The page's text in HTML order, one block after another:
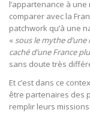
l’appartenance à
comparer avec la
patchwork qu’à une
« sous le mythe
caché d’une France
sans doute très
Et c’est dans ce
être partenaires des
remplir leurs